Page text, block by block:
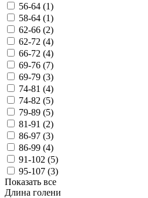
56-64 (1)
58-64 (1)
62-66 (2)
62-72 (4)
66-72 (4)
69-76 (7)
69-79 (3)
74-81 (4)
74-82 (5)
79-89 (5)
81-91 (2)
86-97 (3)
86-99 (4)
91-102 (5)
95-107 (3)
Показать все
Длина голени